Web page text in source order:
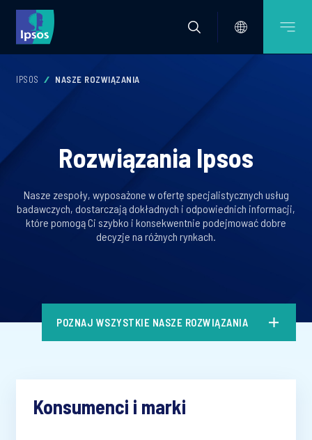
IPSOS NASZE ROZWIĄZANIA
Rozwiązania Ipsos
Nasze zespoły, wyposażone w ofertę specjalistycznych usług
badawczych, dostarczają dokładnych i odpowiednich informacji,
które pomogą Ci szybko i konsekwentnie podejmować dobre
decyzje na różnych rynkach.
POZNAJ WSZYSTKIE NASZE ROZWIĄZANIA
Konsumenci i marki